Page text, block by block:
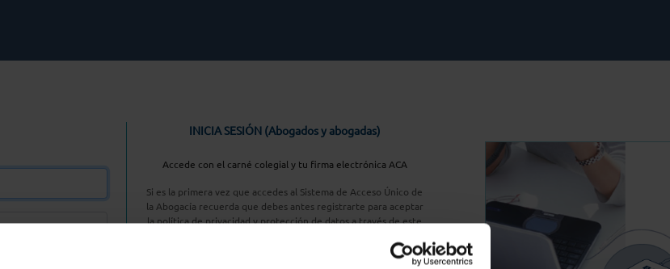
INICIA SESIÓN (Abogados y abogadas)
Accede con el carné colegial y tu firma electrónica ACA
Si es la primera vez que accedes al Sistema de Acceso Único de
la Abogacía recuerda que debes antes registrarte para aceptar
la política de privacidad y protección de datos a través de este